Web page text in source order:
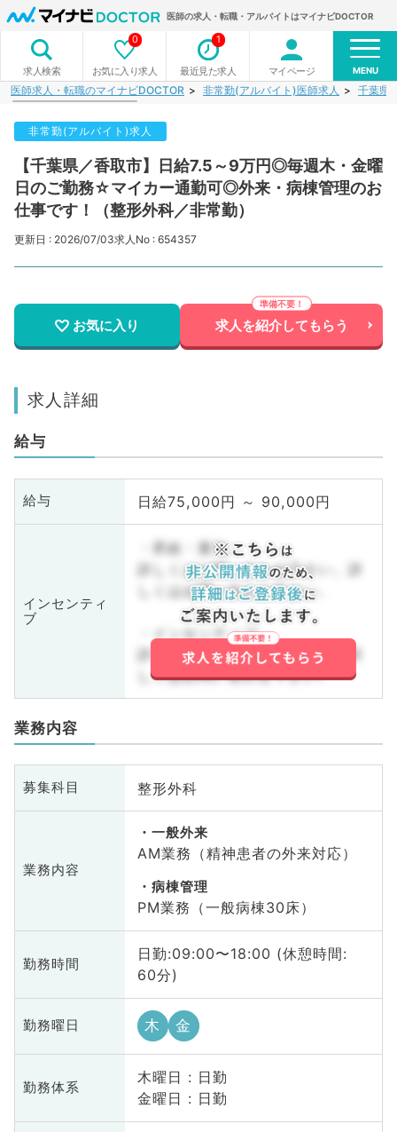
医師の求人・転職・アルバイトはマイナビDOCTOR
求人検索 お気に入り求人
0
最近見た求人
1
マイページ MENU
医師求人・転職のマイナビDOCTOR 非常勤(アルバイト)医師求人 千葉県
非常勤(アルバイト)求人
【千葉県／香取市】日給7.5～9万円◎毎週木・金曜
日のご勤務☆マイカー通勤可◎外来・病棟管理のお
仕事です！（整形外科／非常勤）
更新日 : 2026/07/03求人No : 654357
お気に入り 求人を紹介してもらう
求人詳細
給与
給与 日給75,000円 ～ 90,000円
インセンティ
ブ
・昇給・賞与
詳しくはお問い合わせ下さい。詳
しくはお問い合わせ下さい。
・インセンティブ
詳しくはお問い合わせ下さい。詳
しくはお問い合わせ下さい。
業務内容
募集科目 整形外科
業務内容
一般外来
AM業務（精神患者の外来対応）
病棟管理
PM業務（一般病棟30床）
勤務時間
日勤:09:00〜18:00 (休憩時間:
60分)
勤務曜日 木 金
勤務体系
木曜日 : 日勤
金曜日 : 日勤